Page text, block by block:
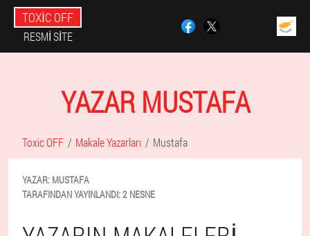
TOXIC OFF
RESMI SITE
YAZAR MUSTAFA
Toxic OFF Makale Yazarları Mustafa
YAZAR: MUSTAFA
TARAFINDAN YAYINLANDI:2 NESNE